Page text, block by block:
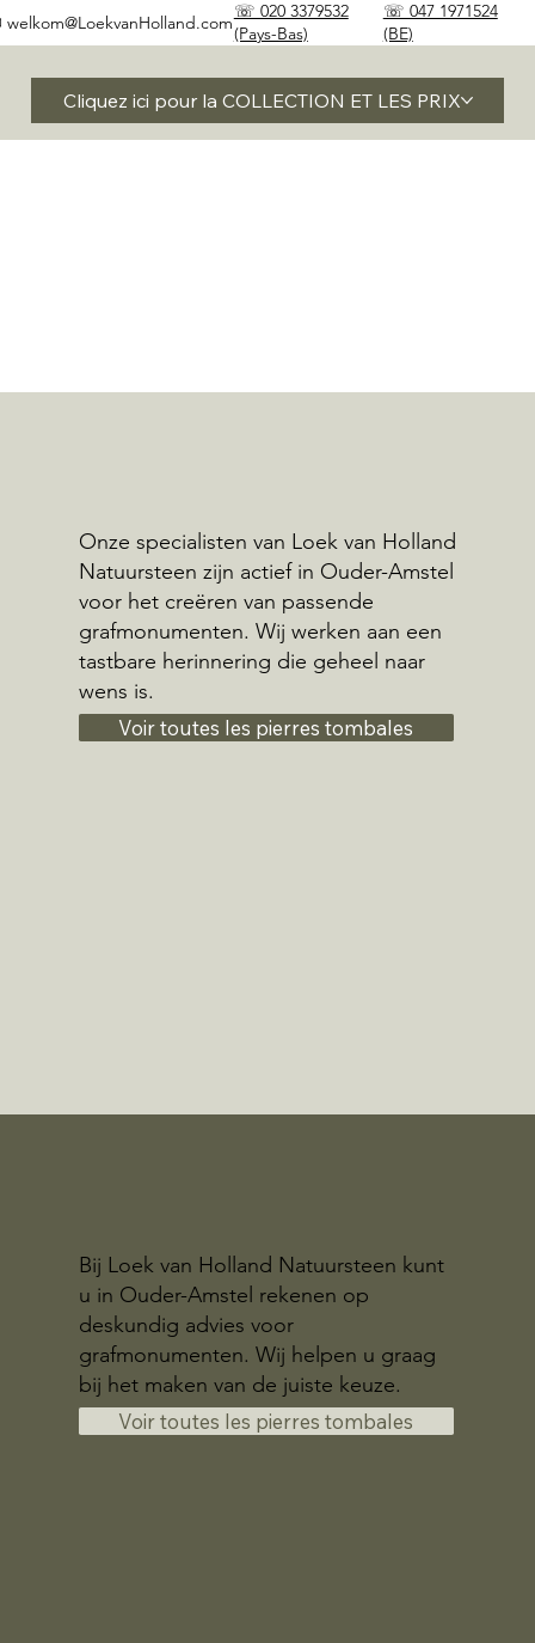
☏ 020 3379532
(Pays-Bas)
☏ 047 1971524
(BE)
welkom@LoekvanHolland.com
Cliquez ici pour la COLLECTION ET LES PRIX
Onze specialisten van Loek van Holland
Natuursteen zijn actief in Ouder-Amstel
voor het creëren van passende
grafmonumenten. Wij werken aan een
tastbare herinnering die geheel naar
wens is.
Voir toutes les pierres tombales
Bij Loek van Holland Natuursteen kunt
u in Ouder-Amstel rekenen op
deskundig advies voor
grafmonumenten. Wij helpen u graag
bij het maken van de juiste keuze.
Voir toutes les pierres tombales